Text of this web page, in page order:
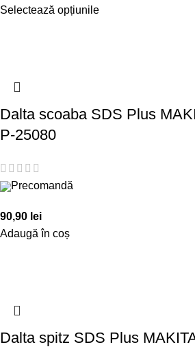
Selectează opțiunile
Dalta scoaba SDS Plus
P-25080
Precomandă
90,90 lei
Adaugă în coș
Dalta spitz SDS Plus